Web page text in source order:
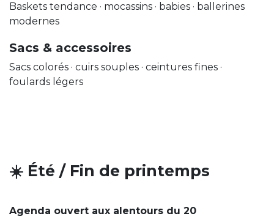
Baskets tendance · mocassins · babies · ballerines
modernes
Sacs & accessoires
Sacs colorés · cuirs souples · ceintures fines ·
foulards légers
☀️ Été / Fin de printemps
Agenda ouvert aux alentours du 20